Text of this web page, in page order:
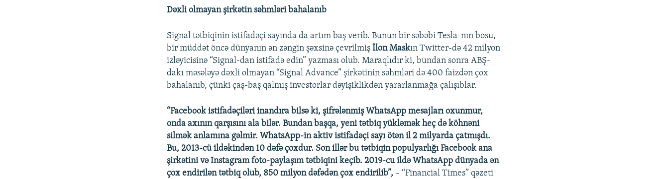
Dəxli olmayan şirkətin səhmləri bahalanıb
Signal tətbiqinin istifadəçi sayında da artım baş verib. Bunun bir səbəbi Tesla-nın bosu,
bir müddət öncə dünyanın ən zəngin şəxsinə çevrilmişİlon Maskın Twitter-də 42 milyon
izləyicisinə “Signal-dan istifadə edin” yazması olub. Maraqlıdır ki, bundan sonra ABŞ-
dakı məsələyə dəxli olmayan “Signal Advance” şirkətinin səhmləri də 400 faizdən çox
bahalanıb, çünki çaş-baş qalmış investorlar dəyişiklikdən yararlanmağa çalışıblar.
“Facebook istifadəçiləri inandıra bilsə ki, şifrələnmiş WhatsApp mesajları oxunmur,
onda axının qarşısını ala bilər. Bundan başqa, yeni tətbiq yükləmək heç də köhnəni
silmək anlamına gəlmir. WhatsApp-in aktiv istifadəçi sayı ötən il 2 milyarda çatmışdı.
Bu, 2013-cü ildəkindən 10 dəfə çoxdur. Son illər bu tətbiqin populyarlığı Facebook ana
şirkətini və Instagram foto-paylaşım tətbiqini keçib. 2019-cu ildə WhatsApp dünyada ən
çox endirilən tətbiq olub, 850 milyon dəfədən çox endirilib”, – “Financial Times” qəzeti